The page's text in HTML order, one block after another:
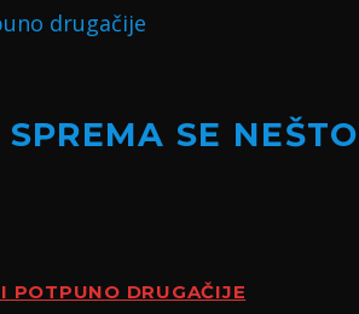
SE
POTPUNO DRUGAČIJE